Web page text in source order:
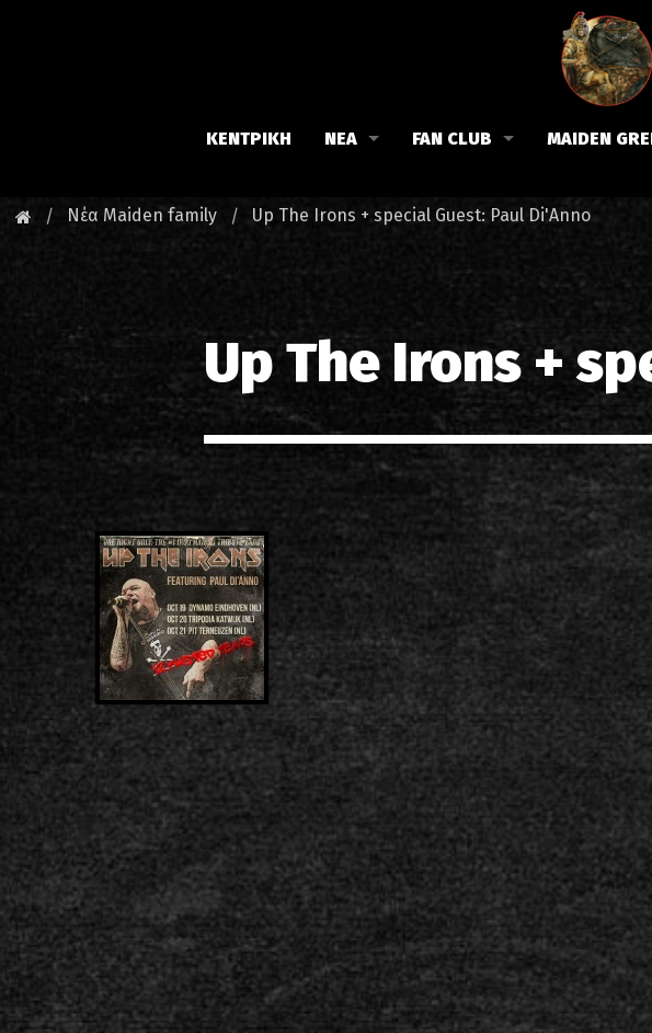
ΚΕΝΤΡΙΚΗ ΝΕΑ FAN CLUB
Οι εκδηλώσεις μας
MAIDEN
Λίστα
Νέα Maiden family Up The Irons + special Guest: Paul Di'Anno
Up The Irons +